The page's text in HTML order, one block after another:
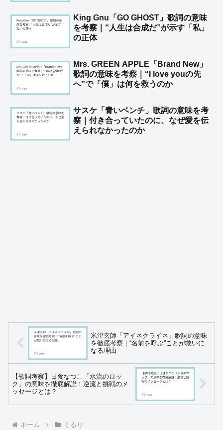
King Gnu「GO GHOST」歌詞の意味
を考察｜“人生は合成だ”が示す「私」
の正体
Mrs. GREEN APPLE「Brand New」
歌詞の意味を考察｜“I love youの先
へ”で「僕」は何を救うのか
サスケ「青いベンチ」歌詞の意味を考
察｜付き合っていたのに、なぜ愛を伝
えられなかったのか
米津玄師「アイネクライネ」歌詞の意味
を徹底考察｜“名前を呼ぶ”ことが救いに
なる理由
【歌詞考察】日食なつこ「水流のロッ
ク」の意味を徹底解説！逆流と挑戦のメ
ッセージとは？
ホーム くるり